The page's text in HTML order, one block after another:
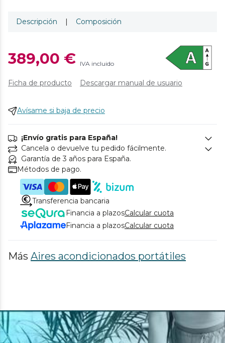
Descripción | Composición
389,00 € IVA incluido
Ficha de producto Descargar manual de usuario
Avísame si baja de precio
¡Envío gratis para España!
Cancela o devuelve tu pedido fácilmente.
Garantía de 3 años para España.
Métodos de pago.
Transferencia bancaria
Financia a plazosCalcular cuota
Financia a plazosCalcular cuota
Más Aires acondicionados portátiles